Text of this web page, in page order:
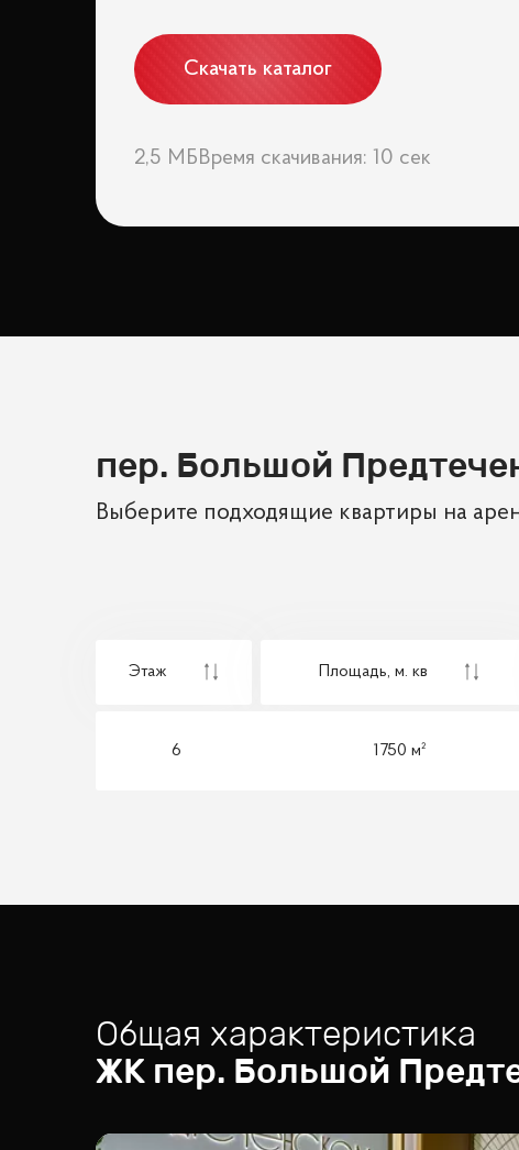
Скачать каталог
2,5 МБВремя скачивания: 10 сек
пер. Большой
Выберите подходящие квартиры на
Этаж Площадь, м. кв
6 1750 м²
Общая характеристика
ЖК пер. Большой